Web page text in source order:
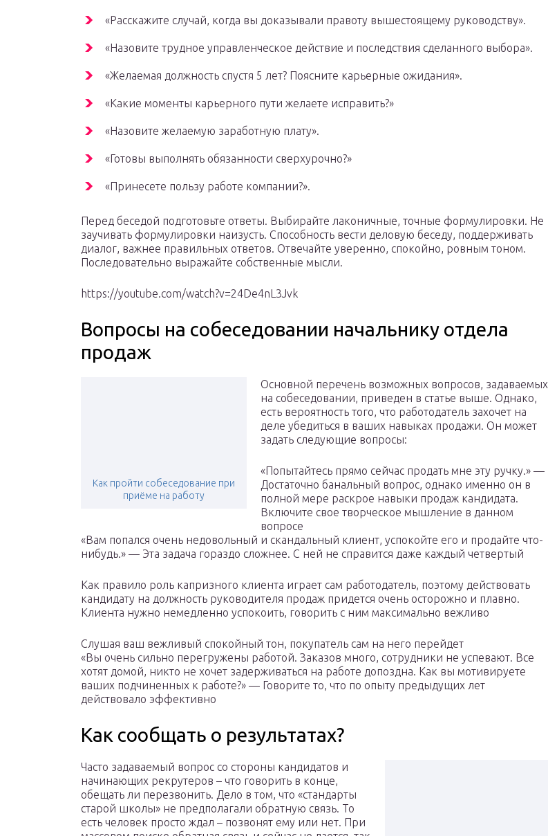
«Расскажите случай, когда вы доказывали правоту вышестоящему руководству».
«Назовите трудное управленческое действие и последствия сделанного выбора».
«Желаемая должность спустя 5 лет? Поясните карьерные ожидания».
«Какие моменты карьерного пути желаете исправить?»
«Назовите желаемую заработную плату».
«Готовы выполнять обязанности сверхурочно?»
«Принесете пользу работе компании?».
Перед беседой подготовьте ответы. Выбирайте лаконичные, точные формулировки. Не
заучивать формулировки наизусть. Способность вести деловую беседу, поддерживать
диалог, важнее правильных ответов. Отвечайте уверенно, спокойно, ровным тоном.
Последовательно выражайте собственные мысли.
https://youtube.com/watch?v=24De4nL3Jvk
Вопросы на собеседовании начальнику отдела
продаж
Как пройти собеседование при
приёме на работу
Основной перечень возможных вопросов, задаваемых
на собеседовании, приведен в статье выше. Однако,
есть вероятность того, что работодатель захочет на
деле убедиться в ваших навыках продажи. Он может
задать следующие вопросы:
«Попытайтесь прямо сейчас продать мне эту ручку.» —
Достаточно банальный вопрос, однако именно он в
полной мере раскрое навыки продаж кандидата.
Включите свое творческое мышление в данном
вопросе
«Вам попался очень недовольный и скандальный клиент, успокойте его и продайте что-
нибудь.» — Эта задача гораздо сложнее. С ней не справится даже каждый четвертый
Как правило роль капризного клиента играет сам работодатель, поэтому действовать
кандидату на должность руководителя продаж придется очень осторожно и плавно.
Клиента нужно немедленно успокоить, говорить с ним максимально вежливо
Слушая ваш вежливый спокойный тон, покупатель сам на него перейдет
«Вы очень сильно перегружены работой. Заказов много, сотрудники не успевают. Все
хотят домой, никто не хочет задерживаться на работе допоздна. Как вы мотивируете
ваших подчиненных к работе?» — Говорите то, что по опыту предыдущих лет
действовало эффективно
Как сообщать о результатах?
Часто задаваемый вопрос со стороны кандидатов и
начинающих рекрутеров – что говорить в конце,
обещать ли перезвонить. Дело в том, что «стандарты
старой школы» не предполагали обратную связь. То
есть человек просто ждал – позвонят ему или нет. При